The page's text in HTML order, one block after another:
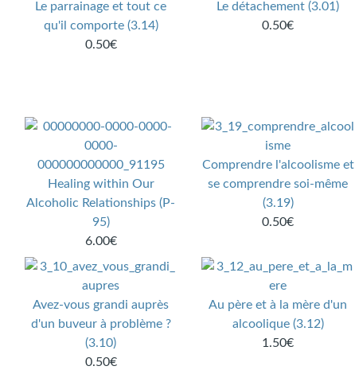
Le parrainage et tout ce
qu'il comporte (3.14)
0.50€
Le détachement (3.01)
0.50€
Healing within Our
Alcoholic Relationships (P-
95)
6.00€
Comprendre l'alcoolisme et
se comprendre soi-même
(3.19)
0.50€
Avez-vous grandi auprès
d'un buveur à problème ?
(3.10)
0.50€
Au père et à la mère d'un
alcoolique (3.12)
1.50€